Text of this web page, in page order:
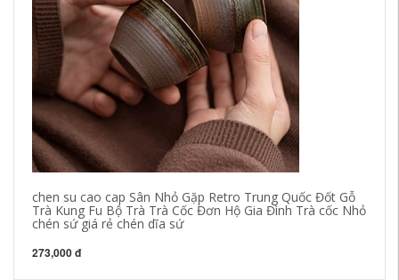
chen su cao cap Sân Nhỏ Gặp Retro Trung Quốc Đốt Gỗ
Trà Kung Fu Bộ Trà Trà Cốc Đơn Hộ Gia Đình Trà cốc Nhỏ
chén sứ giá rẻ chén dĩa sứ
273,000 đ